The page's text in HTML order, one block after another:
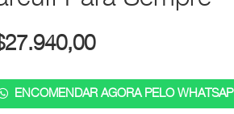
27.940,00
ENCOMENDAR AGORA PELO